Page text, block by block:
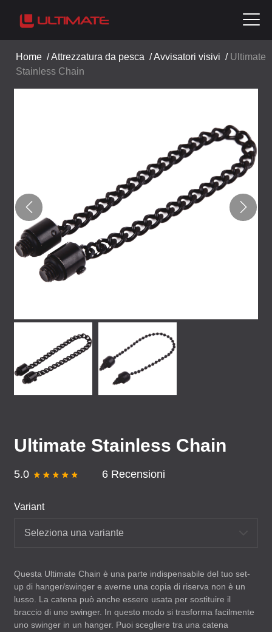
Home /Attrezzatura da pesca /Avvisatori visivi / Ultimate
Stainless Chain
Ultimate Stainless Chain
5.0 6 Recensioni
Variant
Seleziona una variante
Questa Ultimate Chain è una parte indispensabile del tuo set-
up di hanger/swinger e averne una copia di riserva non è un
lusso. La catena può anche essere usata per sostituire il
braccio di uno swinger. In questo modo si trasforma facilmente
uno swinger in un hanger. Puoi scegliere tra una catena